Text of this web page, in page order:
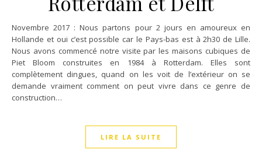
Novembre 2017 : Nous partons pour 2 jours en amoureux en
Hollande et oui c’est possible car le Pays-bas est à 2h30 de Lille.
Nous avons commencé notre visite par les maisons cubiques de
Piet Bloom construites en 1984 à Rotterdam. Elles sont
complètement dingues, quand on les voit de l’extérieur on se
demande vraiment comment on peut vivre dans ce genre de
construction…
LIRE LA SUITE